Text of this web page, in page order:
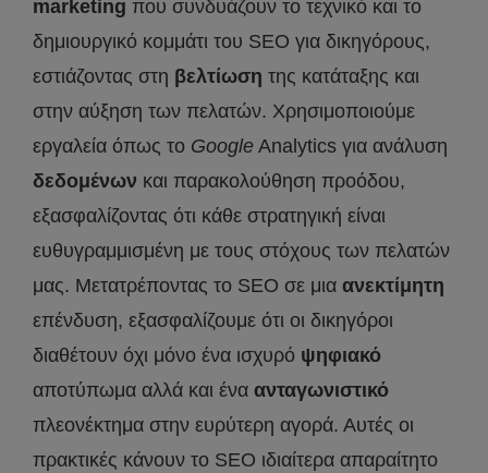
marketing που συνδυάζουν το τεχνικό και το
δημιουργικό κομμάτι του SEO για δικηγόρους,
εστιάζοντας στη βελτίωση της κατάταξης και
στην αύξηση των πελατών. Χρησιμοποιούμε
εργαλεία όπως το Google Analytics για ανάλυση
δεδομένων και παρακολούθηση προόδου,
εξασφαλίζοντας ότι κάθε στρατηγική είναι
ευθυγραμμισμένη με τους στόχους των πελατών
μας. Μετατρέποντας το SEO σε μια ανεκτίμητη
επένδυση, εξασφαλίζουμε ότι οι δικηγόροι
διαθέτουν όχι μόνο ένα ισχυρό ψηφιακό
αποτύπωμα αλλά και ένα ανταγωνιστικό
πλεονέκτημα στην ευρύτερη αγορά. Αυτές οι
πρακτικές κάνουν το SEO ιδιαίτερα απαραίτητο